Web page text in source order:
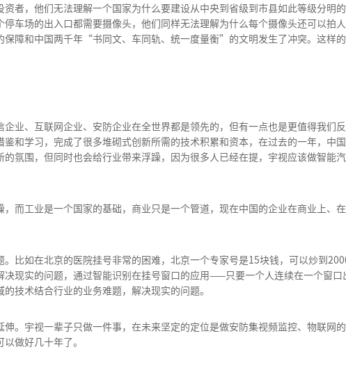
者，他们无法理解一个国家为什么要建设从中央到省级到市县如此等级分明
车场的出入口都需要摄像头，他们同样无法理解为什么每个摄像头还可以拍
障和中国两千年“书同文、车同轨、统一度量衡”的文明发生了冲突。这样
业、互联网企业、安防企业在全世界都是领先的，但有一点也是更值得我们
和学习，完成了很多堆砌式创新所需的技术积累和资本，在过去的一年，中
氛围，但同时也会给行业带来浮躁，因为很多人已经在提，宇视应该做智能
而工业是一个国家的基础，商业只是一个管道，现在中国的企业在商业上、在
比如在北京的医院挂号非常的困难，北京一个专家号是15块钱，可以炒到
现实的问题，通过智能识别在挂号窗口的应用——只要一个人连续在一个窗口
技术结合行业的业务难题，解决现实的问题。
。宇视一辈子只做一件事，在未来坚定的定位是做安防集视频监控、物联网
做好几十年了。